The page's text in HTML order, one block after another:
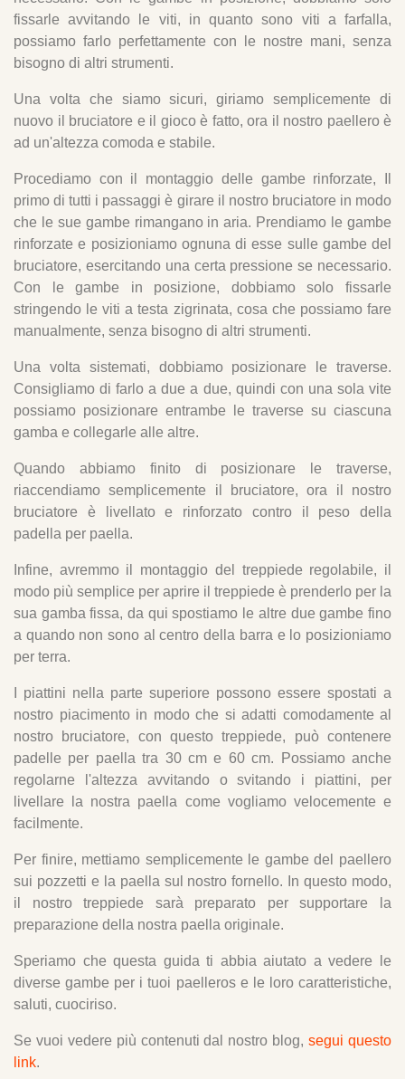
fissarle avvitando le viti, in quanto sono viti a farfalla,
possiamo farlo perfettamente con le nostre mani, senza
bisogno di altri strumenti.
Una volta che siamo sicuri, giriamo semplicemente di
nuovo il bruciatore e il gioco è fatto, ora il nostro paellero è
ad un'altezza comoda e stabile.
Procediamo con il montaggio delle gambe rinforzate, Il
primo di tutti i passaggi è girare il nostro bruciatore in modo
che le sue gambe rimangano in aria. Prendiamo le gambe
rinforzate e posizioniamo ognuna di esse sulle gambe del
bruciatore, esercitando una certa pressione se necessario.
Con le gambe in posizione, dobbiamo solo fissarle
stringendo le viti a testa zigrinata, cosa che possiamo fare
manualmente, senza bisogno di altri strumenti.
Una volta sistemati, dobbiamo posizionare le traverse.
Consigliamo di farlo a due a due, quindi con una sola vite
possiamo posizionare entrambe le traverse su ciascuna
gamba e collegarle alle altre.
Quando abbiamo finito di posizionare le traverse,
riaccendiamo semplicemente il bruciatore, ora il nostro
bruciatore è livellato e rinforzato contro il peso della
padella per paella.
Infine, avremmo il montaggio del treppiede regolabile, il
modo più semplice per aprire il treppiede è prenderlo per la
sua gamba fissa, da qui spostiamo le altre due gambe fino
a quando non sono al centro della barra e lo posizioniamo
per terra.
I piattini nella parte superiore possono essere spostati a
nostro piacimento in modo che si adatti comodamente al
nostro bruciatore, con questo treppiede, può contenere
padelle per paella tra 30 cm e 60 cm. Possiamo anche
regolarne l'altezza avvitando o svitando i piattini, per
livellare la nostra paella come vogliamo velocemente e
facilmente.
Per finire, mettiamo semplicemente le gambe del paellero
sui pozzetti e la paella sul nostro fornello. In questo modo,
il nostro treppiede sarà preparato per supportare la
preparazione della nostra paella originale.
Speriamo che questa guida ti abbia aiutato a vedere le
diverse gambe per i tuoi paelleros e le loro caratteristiche,
saluti, cuociriso.
Se vuoi vedere più contenuti dal nostro blog,segui questo
link.